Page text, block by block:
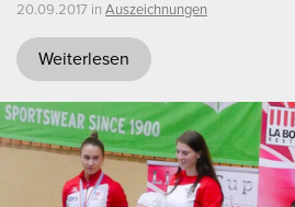
20.09.2017 in Auszeichnungen
Weiterlesen